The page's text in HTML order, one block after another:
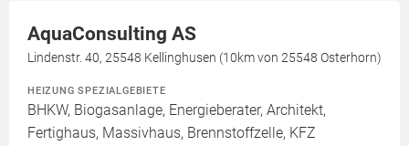
AquaConsulting AS
Lindenstr. 40, 25548 Kellinghusen (10km von 25548 Osterhorn)
HEIZUNG SPEZIALGEBIETE
BHKW, Biogasanlage, Energieberater, Architekt,
Fertighaus, Massivhaus, Brennstoffzelle, KFZ